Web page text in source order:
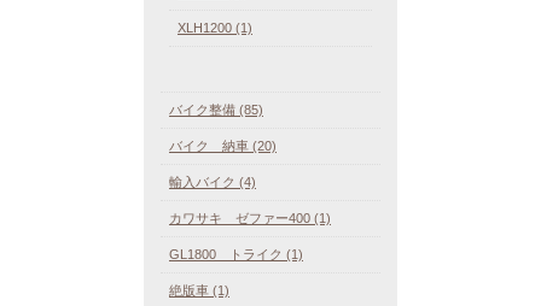
XLH1200 (1)
バイク整備 (85)
バイク 納車 (20)
輸入バイク (4)
カワサキ ゼファー400 (1)
GL1800 トライク (1)
絶版車 (1)